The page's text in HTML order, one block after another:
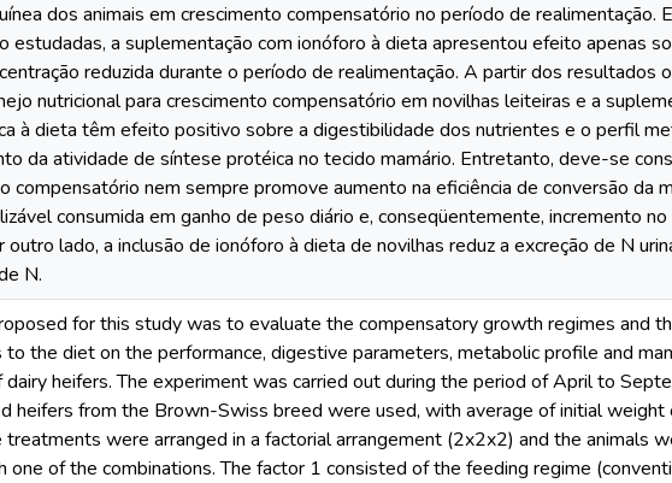
dos animais em crescimento compensatório no período de realimentação.
estudadas, a suplementação com ionóforo à dieta apresentou efeito apenas
reduzida durante o período de realimentação. A partir dos resultados
nutricional para crescimento compensatório em novilhas leiteiras e a
à dieta têm efeito positivo sobre a digestibilidade dos nutrientes e o perfil
da atividade de síntese protéica no tecido mamário. Entretanto, deve-se
compensatório nem sempre promove aumento na eficiência de conversão da
consumida em ganho de peso diário e, conseqüentemente, incremento
outro lado, a inclusão de ionóforo à dieta de novilhas reduz a excreção de N
N.
for this study was to evaluate the compensatory growth regimes and
the diet on the performance, digestive parameters, metabolic profile and
heifers. The experiment was carried out during the period of April to
heifers from the Brown-Swiss breed were used, with average of initial
treatments were arranged in a factorial arrangement (2x2x2) and the animals
one of the combinations. The factor 1 consisted of the feeding regime